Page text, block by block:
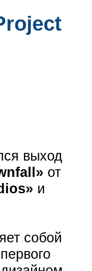
выход
от
и
собой